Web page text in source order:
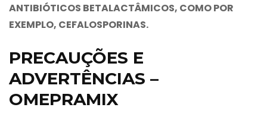
ANTIBIÓTICOS BETALACTÂMICOS, COMO POR
EXEMPLO, CEFALOSPORINAS.
PRECAUÇÕES E
ADVERTÊNCIAS –
OMEPRAMIX